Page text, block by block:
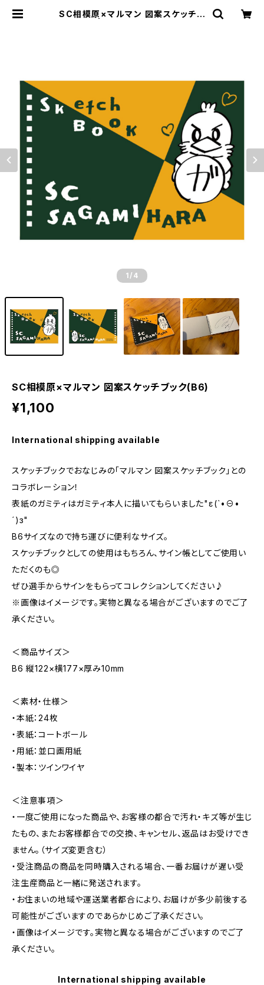
SC相模原×マルマン 図案スケッチブ
1 /4
SC相模原×マルマン 図案スケッチブック(B6)
¥1,100
International shipping available
スケッチブックでおなじみの「マルマン 図案スケッチブック」との
コラボレーション！
表紙のガミティはガミティ本人に描いてもらいました"ε(`•⊖•
´)з"
B6サイズなので持ち運びに便利なサイズ。
スケッチブックとしての使用はもちろん、サイン帳としてご使用い
ただくのも◎
ぜひ選手からサインをもらってコレクションしてください♪
※画像はイメージです。実物と異なる場合がございますのでご了
承ください。
＜商品サイズ＞
B6 縦122×横177×厚み10mm
＜素材・仕様＞
・本紙：24枚
・表紙：コートボール
・用紙：並口画用紙
・製本：ツインワイヤ
＜注意事項＞
・一度ご使用になった商品や、お客様の都合で汚れ・キズ等が生じ
たもの、またお客様都合での交換、キャンセル、返品はお受けでき
ません。（サイズ変更含む）
・受注商品の商品を同時購入される場合、一番お届けが遅い受
注生産商品と一緒に発送されます。
・お住まいの地域や運送業者都合により、お届けが多少前後する
可能性がございますのであらかじめご了承ください。
・画像はイメージです。実物と異なる場合がございますのでご了
承ください。
International shipping available